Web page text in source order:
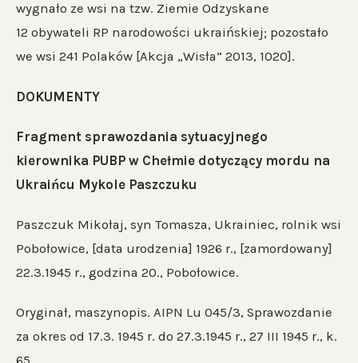
wygnało ze wsi na tzw. Ziemie Odzyskane
12 obywateli RP narodowości ukraińskiej; pozostało
we wsi 241 Polaków [Akcja „Wisła” 2013, 1020].
DOKUMENTY
Fragment sprawozdania sytuacyjnego
kierownika PUBP w Chełmie dotyczący mordu na
Ukraińcu Mykole Paszczuku
Paszczuk Mikołaj, syn Tomasza, Ukrainiec, rolnik wsi
Pobołowice, [data urodzenia] 1926 r., [zamordowany]
22.3.1945 r., godzina 20., Pobołowice.
Oryginał, maszynopis. AIPN Lu 045/3, Sprawozdanie
za okres od 17.3. 1945 r. do 27.3.1945 r., 27 III 1945 r., k.